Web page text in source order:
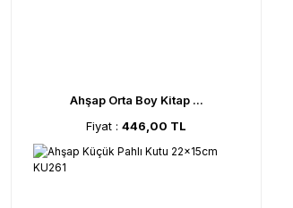
Ahşap Orta Boy Kitap ...
Fiyat : 446,00 TL